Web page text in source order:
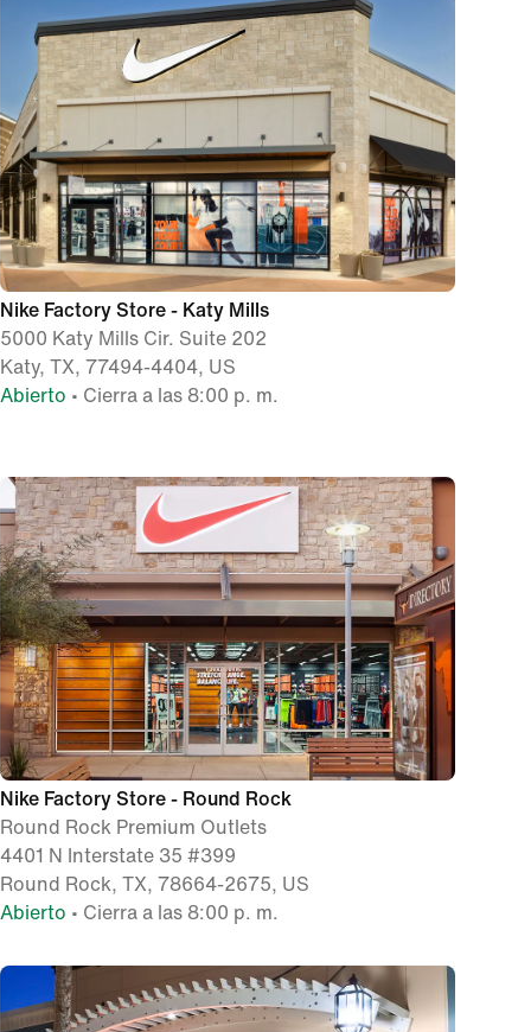
Nike Factory Store - Katy Mills
5000 Katy Mills Cir. Suite 202
Katy, TX, 77494-4404, US
Abierto • Cierra a las 8:00 p. m.
Nike Factory Store - Round Rock
Round Rock Premium Outlets
4401 N Interstate 35 #399
Round Rock, TX, 78664-2675, US
Abierto • Cierra a las 8:00 p. m.